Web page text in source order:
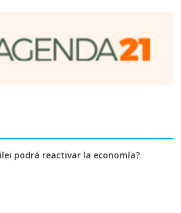
podrá reactivar la economía?